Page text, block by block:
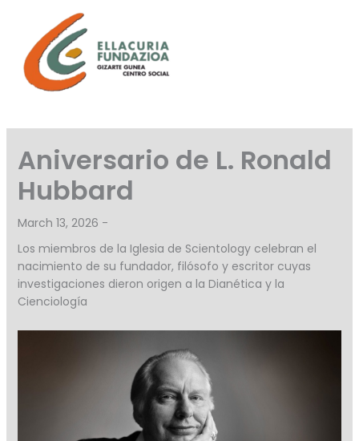
content
Aniversario de L. Ronald
Hubbard
March 13, 2026 -
Los miembros de la Iglesia de Scientology celebran el
nacimiento de su fundador, filósofo y escritor cuyas
investigaciones dieron origen a la Dianética y la
Cienciología